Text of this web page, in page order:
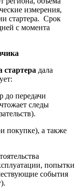
измерения,
стартера. Срок
с момента
стартера дала
до передачи
следы
покупке), а также
попытки
события